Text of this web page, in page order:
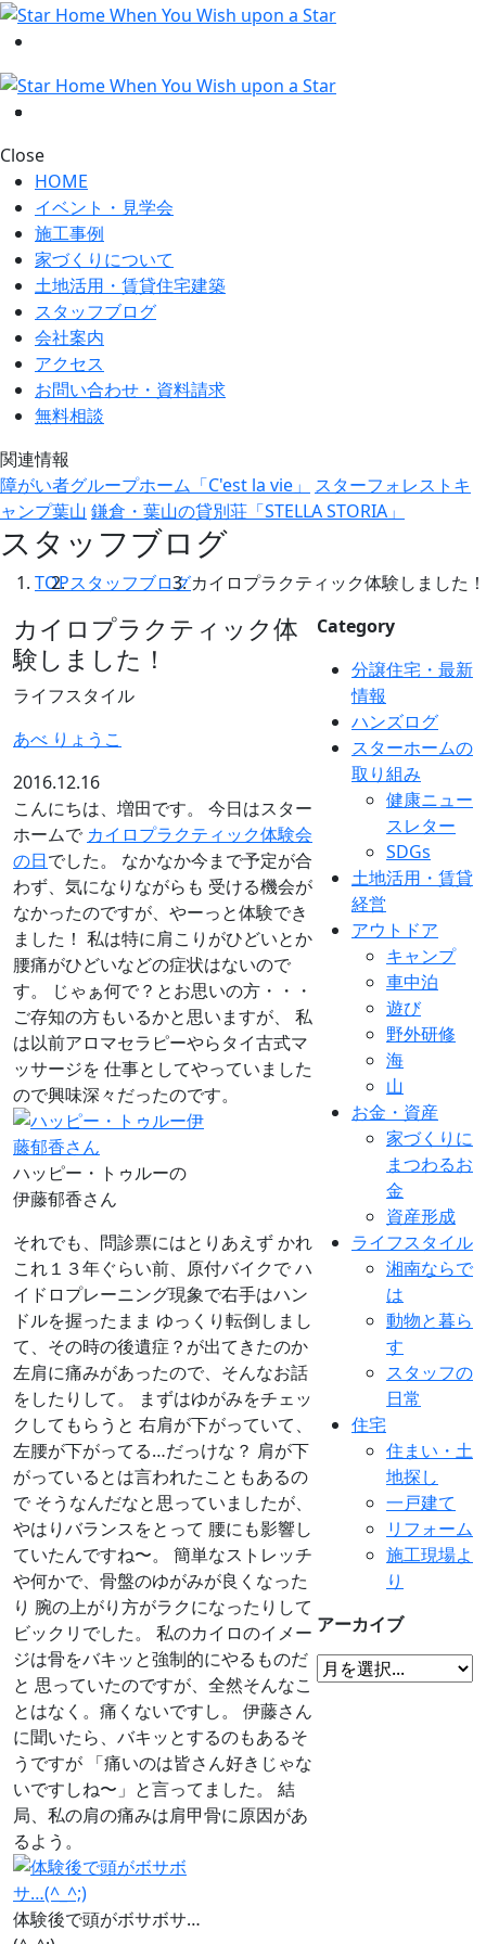
Close
HOME
イベント・見学会
施工事例
家づくりについて
土地活用・賃貸住宅建築
スタッフブログ
会社案内
アクセス
お問い合わせ・資料請求
無料相談
関連情報
障がい者グループホーム「C'est la vie」
スターフォレストキ
ャンプ葉山 鎌倉・葉山の貸別荘「STELLA STORIA」
スタッフブログ
TOPスタッフブログカイロプラクティック体験しました！
カイロプラクティック体
験しました！
ライフスタイル
あべ りょうこ
2016.12.16
こんにちは、増田です。 今日はスター
ホームで カイロプラクティック体験会
の日でした。 なかなか今まで予定が合
わず、気になりながらも 受ける機会が
なかったのですが、やーっと体験でき
ました！ 私は特に肩こりがひどいとか
腰痛がひどいなどの症状はないので
す。 じゃぁ何で？とお思いの方・・・
ご存知の方もいるかと思いますが、 私
は以前アロマセラピーやらタイ古式マ
ッサージを 仕事としてやっていました
ので興味深々だったのです。
ハッピー・トゥルーの
伊藤郁香さん
それでも、問診票にはとりあえず かれ
これ１３年ぐらい前、原付バイクで ハ
イドロプレーニング現象で右手はハン
ドルを握ったまま ゆっくり転倒しまし
て、その時の後遺症？が出てきたのか
左肩に痛みがあったので、そんなお話
をしたりして。 まずはゆがみをチェッ
クしてもらうと 右肩が下がっていて、
左腰が下がってる…だっけな？ 肩が下
がっているとは言われたこともあるの
で そうなんだなと思っていましたが、
やはりバランスをとって 腰にも影響し
ていたんですね〜。 簡単なストレッチ
や何かで、骨盤のゆがみが良くなった
り 腕の上がり方がラクになったりして
ビックリでした。 私のカイロのイメー
ジは骨をバキッと強制的にやるものだ
と 思っていたのですが、全然そんなこ
とはなく。痛くないですし。 伊藤さん
に聞いたら、バキッとするのもあるそ
うですが 「痛いのは皆さん好きじゃな
いですしね〜」と言ってました。 結
局、私の肩の痛みは肩甲骨に原因があ
るよう。
体験後で頭がボサボサ…
Category
分譲住宅・最新
情報
ハンズログ
スターホームの
取り組み
健康ニュー
スレター
SDGs
土地活用・賃貸
経営
アウトドア
キャンプ
車中泊
遊び
野外研修
海
山
お金・資産
家づくりに
まつわるお
金
資産形成
ライフスタイル
湘南ならで
は
動物と暮ら
す
スタッフの
日常
住宅
住まい・土
地探し
一戸建て
リフォーム
施工現場よ
り
アーカイブ